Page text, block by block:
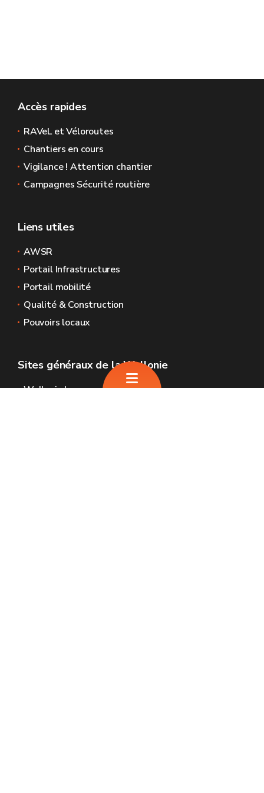
Accès rapides
RAVeL et Véloroutes
Chantiers en cours
Vigilance ! Attention chantier
Campagnes Sécurité routière
Liens utiles
AWSR
Portail Infrastructures
Portail mobilité
Qualité & Construction
Pouvoirs locaux
Sites généraux de la Wallonie
Wallonie.be